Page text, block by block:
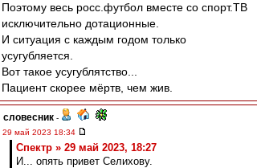
Поэтому весь росс.футбол вместе со спорт.ТВ
исключительно дотационные.
И ситуация с каждым годом только
усугубляется.
Вот такое усугублятство...
Пациент скорее мёртв, чем жив.
словесник -
29 май 2023 18:34
Спектр » 29 май 2023, 18:27
И... опять привет Селихову.